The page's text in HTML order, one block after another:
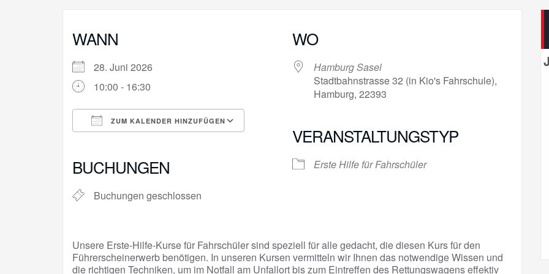
WANN
28. Juni 2026
10:00 - 16:30
ZUM KALENDER HINZUFÜGEN
Google Kalender iCalendar
BUCHUNGEN
Buchungen geschlossen
WO
Hamburg Sasel
Stadtbahnstrasse 32 (in Kio's Fahrschule),
Hamburg, 22393
VERANSTALTUNGSTYP
Erste Hilfe für Fahrschüler
Unsere Erste-Hilfe-Kurse für Fahrschüler sind speziell für alle gedacht, die diesen Kurs für den
Führerscheinerwerb benötigen. In unseren Kursen vermitteln wir Ihnen das notwendige Wissen und
die richtigen Techniken, um im Notfall am Unfallort bis zum Eintreffen des Rettungswagens effektiv